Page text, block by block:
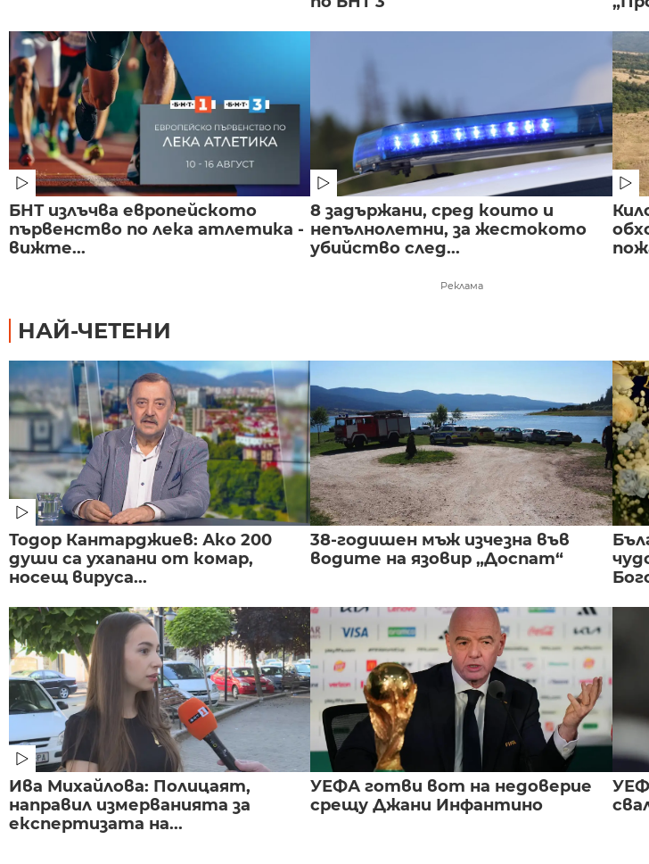
БНТ излъчва европейското
първенство по лека атлетика -
вижте...
8 задържани, сред които и
непълнолетни, за жестокото
убийство след...
Реклама
НАЙ-ЧЕТЕНИ
Тодор Кантарджиев: Ако 200
души са ухапани от комар,
носещ вируса...
38-годишен мъж изчезна във
водите на язовир „Доспат“
Ива Михайлова: Полицаят,
направил измерванията за
експертизата на...
УЕФА готви вот на недоверие
срещу Джани Инфантино